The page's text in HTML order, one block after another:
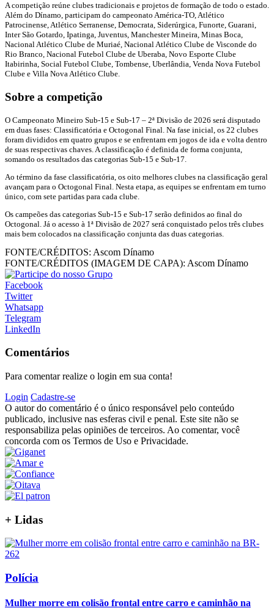
A competição reúne clubes tradicionais e projetos de formação de todo o estado.
Além do Dínamo, participam do campeonato América-TO, Atlético
Patrocinense, Atlético Serranense, Democrata, Siderúrgica, Funorte, Guarani,
Inter São Gotardo, Ipatinga, Juventus, Manchester Mineira, Minas Boca,
Nacional Atlético Clube de Muriaé, Nacional Atlético Clube de Visconde do
Rio Branco, Nacional Futebol Clube de Uberaba, Novo Esporte Clube
Itabirinha, Social Futebol Clube, Tombense, Uberlândia, Venda Nova Futebol
Clube e Villa Nova Atlético Clube.
Sobre a competição
O Campeonato Mineiro Sub-15 e Sub-17 – 2ª Divisão de 2026 será disputado
em duas fases: Classificatória e Octogonal Final. Na fase inicial, os 22 clubes
foram divididos em quatro grupos e se enfrentam em jogos de ida e volta dentro
de suas respectivas chaves. A classificação é definida de forma conjunta,
somando os resultados das categorias Sub-15 e Sub-17.
Ao término da fase classificatória, os oito melhores clubes na classificação geral
avançam para o Octogonal Final. Nesta etapa, as equipes se enfrentam em turno
único, com sete partidas para cada clube.
Os campeões das categorias Sub-15 e Sub-17 serão definidos ao final do
Octogonal. Já o acesso à 1ª Divisão de 2027 será conquistado pelos três clubes
mais bem colocados na classificação conjunta das duas categorias.
FONTE/CRÉDITOS: Ascom Dínamo
FONTE/CRÉDITOS (IMAGEM DE CAPA): Ascom Dínamo
Facebook
Twitter
Whatsapp
Telegram
LinkedIn
Comentários
Para comentar realize o login em sua conta!
Login Cadastre-se
O autor do comentário é o único responsável pelo conteúdo
publicado, inclusive nas esferas civil e penal. Este site não se
responsabiliza pelas opiniões de terceiros. Ao comentar, você
concorda com os Termos de Uso e Privacidade.
+ Lidas
Polícia
Mulher morre em colisão frontal entre carro e caminhão na